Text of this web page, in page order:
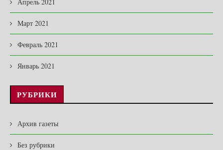
Март 2021
Февраль 2021
Январь 2021
РУБРИКИ
Архив газеты
Без рубрики